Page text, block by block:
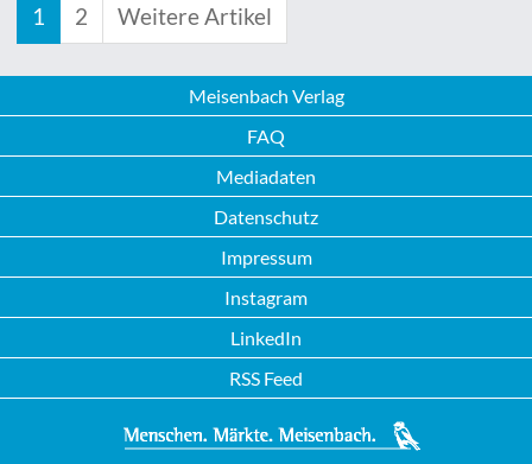
1 2 Weitere Artikel
Meisenbach Verlag
FAQ
Mediadaten
Datenschutz
Impressum
Instagram
LinkedIn
RSS Feed